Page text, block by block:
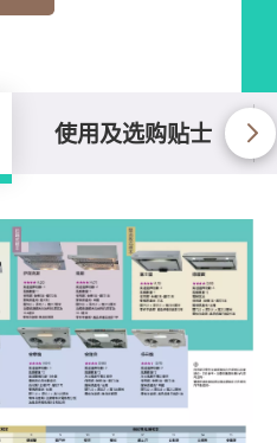
使用及选购贴士